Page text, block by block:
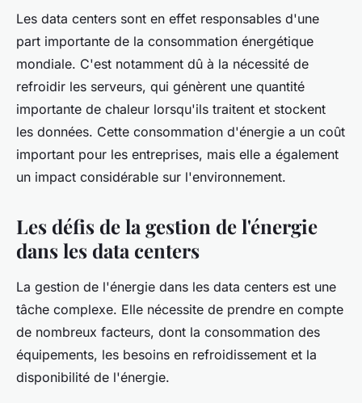
Les data centers sont en effet responsables d'une
part importante de la consommation énergétique
mondiale. C'est notamment dû à la nécessité de
refroidir les serveurs, qui génèrent une quantité
importante de chaleur lorsqu'ils traitent et stockent
les données. Cette consommation d'énergie a un coût
important pour les entreprises, mais elle a également
un impact considérable sur l'environnement.
Les défis de la gestion de l'énergie
dans les data centers
La gestion de l'énergie dans les data centers est une
tâche complexe. Elle nécessite de prendre en compte
de nombreux facteurs, dont la consommation des
équipements, les besoins en refroidissement et la
disponibilité de l'énergie.